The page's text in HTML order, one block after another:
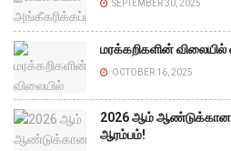
SEPTEMBER 30, 2025
மரக்கறிகளின் விலையில்
OCTOBER 16, 2025
2026 ஆம் ஆண்டுக்கான
ஆரம்பம்!